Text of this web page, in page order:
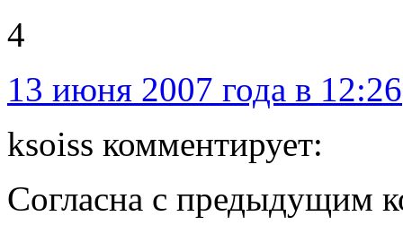
4
13 июня 2007 года в 12:26
ksoiss комментирует:
Согласна с предыдущим